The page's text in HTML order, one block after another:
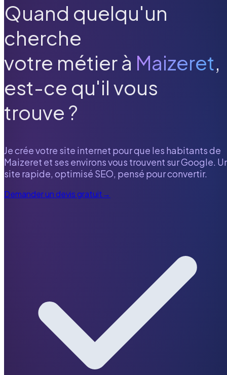
Quand quelqu'un
cherche
votre métier à Maizeret,
est-ce qu'il vous
trouve ?
Je crée votre site internet pour que les habitants de
Maizeret et ses environs vous trouvent sur Google.
site rapide, optimisé SEO, pensé pour convertir.
Demander un devis gratuit→